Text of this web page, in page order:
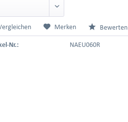
Merken Bewerten
Nr.: NAEU060R